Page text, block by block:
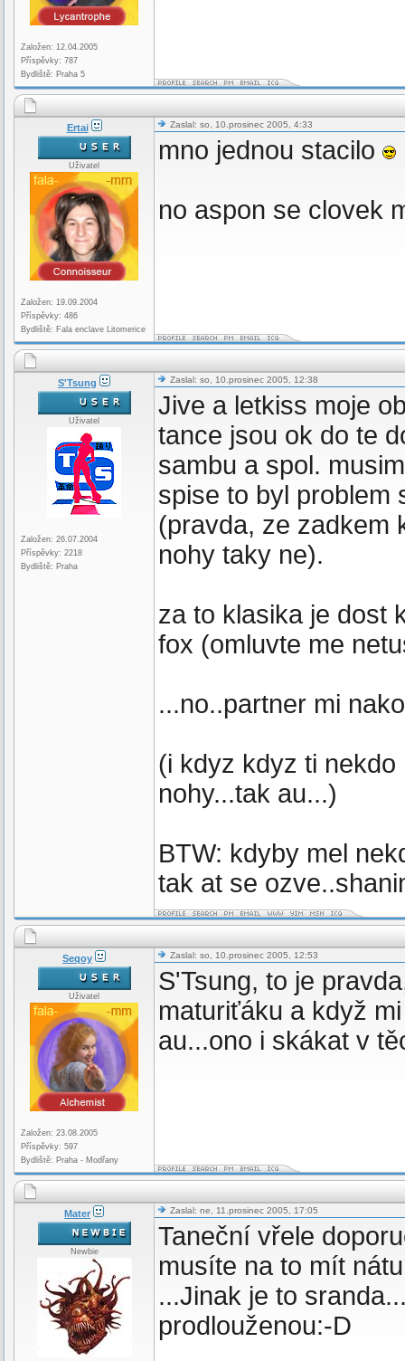
Založen: 12.04.2005
Příspěvky: 787
Bydliště: Praha 5
Ertai
Uživatel
Založen: 19.09.2004
Příspěvky: 486
Bydliště: Fala enclave Litomerice
Zaslal: so, 10.prosinec 2005, 4:33
mno jednou stacilo
no aspon se clovek
S'Tsung
Uživatel
Založen: 26.07.2004
Příspěvky: 2218
Bydliště: Praha
Zaslal: so, 10.prosinec 2005, 12:38
Jive a letkiss moje
tance jsou ok do te
sambu a spol.
spise to byl problem
(pravda, ze zadkem
nohy taky ne).
za to klasika je dost
fox (omluvte me
...no..partner mi
(i kdyz kdyz ti
nohy...tak au...)
BTW: kdyby mel
tak at se
Seqoy
Uživatel
Založen: 23.08.2005
Příspěvky: 597
Bydliště: Praha - Modřany
Zaslal: so, 10.prosinec 2005, 12:53
S'Tsung, to je
maturiťáku a když
au...ono i skákat v
Mater
Newbie
Zaslal: ne, 11.prosinec 2005, 17:05
Taneční vřele
musíte na to mít
...Jinak je to
prodlouženou:-D